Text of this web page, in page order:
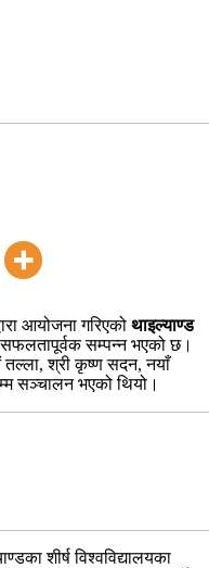
आयोजना गरिएको थाइल्याण्ड
सफलतापूर्वक सम्पन्न भएको छ।
श्री कृष्ण सदन, नयाँ
सञ्चालन भएको थियो।
शीर्ष विश्वविद्यालयका